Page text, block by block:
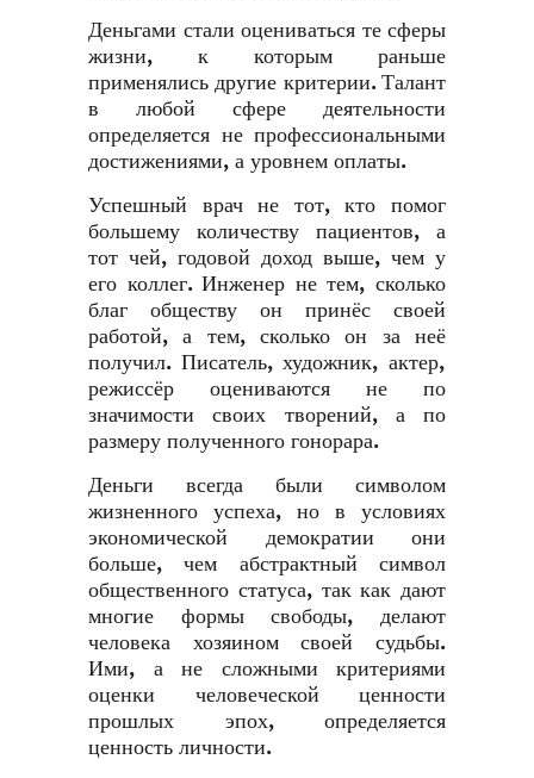
Деньгами стали оцениваться те сферы
жизни, к которым раньше
применялись другие критерии. Талант
в любой сфере деятельности
определяется не профессиональными
достижениями, а уровнем оплаты.
Успешный врач не тот, кто помог
большему количеству пациентов, а
тот чей, годовой доход выше, чем у
его коллег. Инженер не тем, сколько
благ обществу он принёс своей
работой, а тем, сколько он за неё
получил. Писатель, художник, актер,
режиссёр оцениваются не по
значимости своих творений, а по
размеру полученного гонорара.
Деньги всегда были символом
жизненного успеха, но в условиях
экономической демократии они
больше, чем абстрактный символ
общественного статуса, так как дают
многие формы свободы, делают
человека хозяином своей судьбы.
Ими, а не сложными критериями
оценки человеческой ценности
прошлых эпох, определяется
ценность личности.